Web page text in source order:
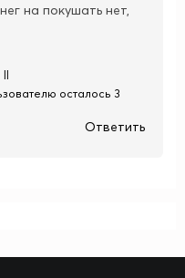
на покушать нет,
осталось 3
Ответить